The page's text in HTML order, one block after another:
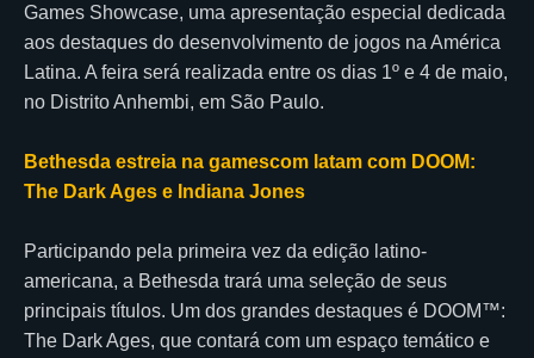
Games Showcase, uma apresentação especial dedicada
aos destaques do desenvolvimento de jogos na América
Latina. A feira será realizada entre os dias 1º e 4 de maio,
no Distrito Anhembi, em São Paulo.
Bethesda estreia na gamescom latam com DOOM:
The Dark Ages e Indiana Jones
Participando pela primeira vez da edição latino-
americana, a Bethesda trará uma seleção de seus
principais títulos. Um dos grandes destaques é DOOM™:
The Dark Ages, que contará com um espaço temático e